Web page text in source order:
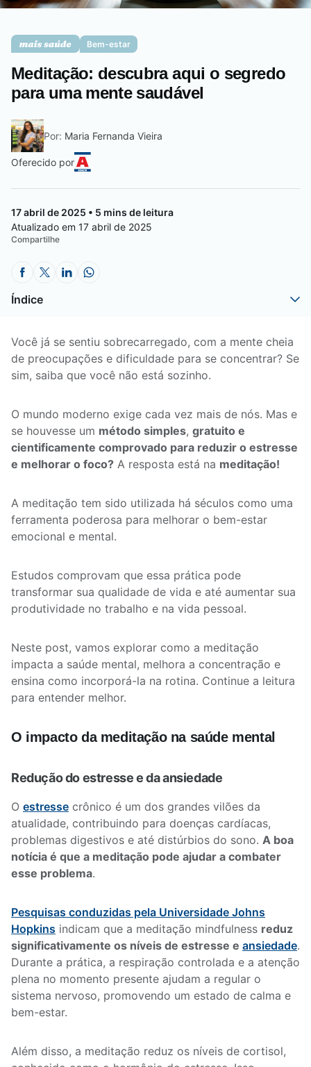
Saúde do homem
Bem-estar
Meditação: descubra aqui o segredo
para uma mente saudável
Por: Maria Fernanda Vieira
Oferecido por
17 abril de 2025 • 5 mins de leitura
Atualizado em 17 abril de 2025
Compartilhe
Índice
Você já se sentiu sobrecarregado, com a mente cheia
de preocupações e dificuldade para se concentrar? Se
sim, saiba que você não está sozinho.
O mundo moderno exige cada vez mais de nós. Mas e
se houvesse um método simples, gratuito e
cientificamente comprovado para reduzir o estresse
e melhorar o foco? A resposta está na meditação!
A meditação tem sido utilizada há séculos como uma
ferramenta poderosa para melhorar o bem-estar
emocional e mental.
Estudos comprovam que essa prática pode
transformar sua qualidade de vida e até aumentar sua
produtividade no trabalho e na vida pessoal.
Neste post, vamos explorar como a meditação
impacta a saúde mental, melhora a concentração e
ensina como incorporá-la na rotina. Continue a leitura
para entender melhor.
O impacto da meditação na saúde mental
Redução do estresse e da ansiedade
O estresse crônico é um dos grandes vilões da
atualidade, contribuindo para doenças cardíacas,
problemas digestivos e até distúrbios do sono. A boa
notícia é que a meditação pode ajudar a combater
esse problema.
Pesquisas conduzidas pela Universidade Johns
Hopkins indicam que a meditação mindfulness reduz
significativamente os níveis de estresse e ansiedade.
Durante a prática, a respiração controlada e a atenção
plena no momento presente ajudam a regular o
sistema nervoso, promovendo um estado de calma e
bem-estar.
Além disso, a meditação reduz os níveis de cortisol,